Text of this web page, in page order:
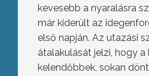
kevesebb a nyaralásra
már kiderült az
első napján. Az utazási
átalakulását jelzi, hogy
kelendőbbek, sokan